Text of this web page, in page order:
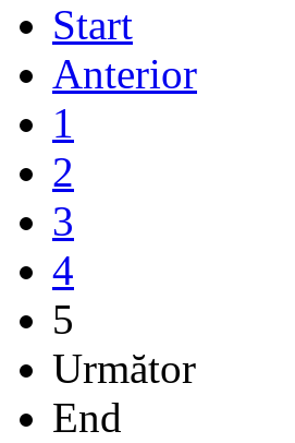
Start
Anterior
1
2
3
4
5
Următor
End